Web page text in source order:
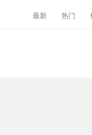
最新 热门